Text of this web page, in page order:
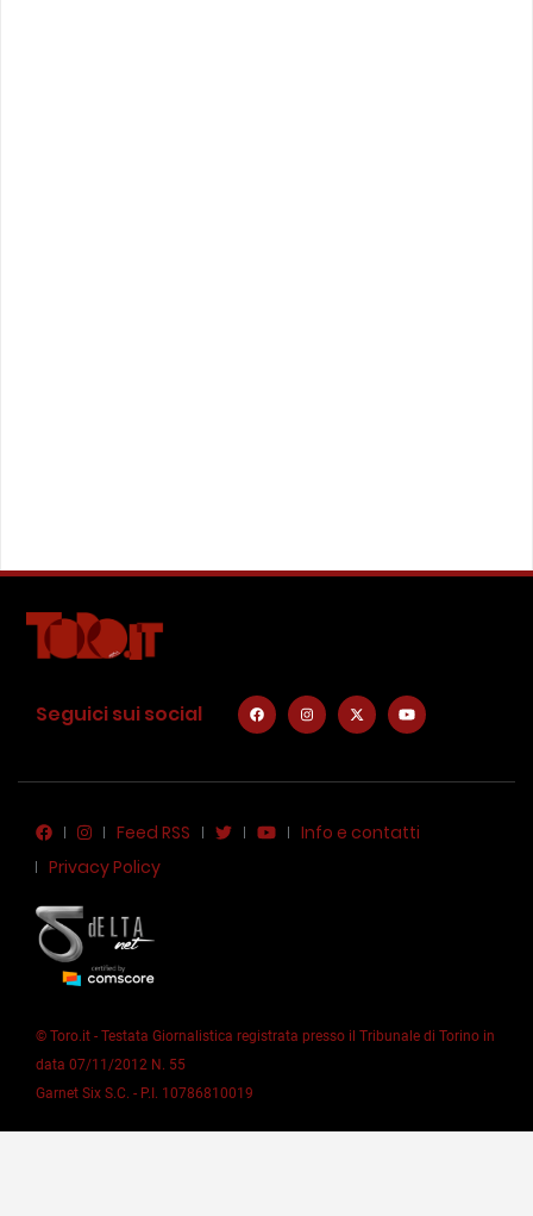
Seguici sui social
Feed RSS
Info e contatti
Privacy Policy
© Toro.it - Testata Giornalistica registrata presso il Tribunale di Torino in
data 07/11/2012 N. 55
Garnet Six S.C. - P.I. 10786810019